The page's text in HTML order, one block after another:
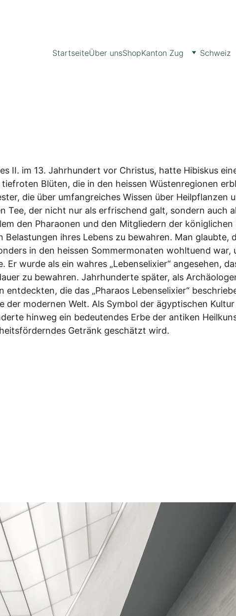
StartseiteÜber unsShopKanton Zug Schweiz
II. im 13. Jahrhundert vor Christus, hatte Hibiskus
Blüten, die in den heissen Wüstenregionen
die über umfangreiches Wissen über Heilpflanzen
Tee, der nicht nur als erfrischend galt, sondern auch
den Pharaonen und den Mitgliedern der königlichen
ihres Lebens zu bewahren. Man glaubte,
in den heissen Sommermonaten wohltuend war,
wurde als ein wahres „Lebenselixier“ angesehen,
zu bewahren. Jahrhunderte später, als
die das „Pharaos Lebenselixier“
modernen Welt. Als Symbol der ägyptischen
hinweg ein bedeutendes Erbe der antiken
Getränk geschätzt wird.